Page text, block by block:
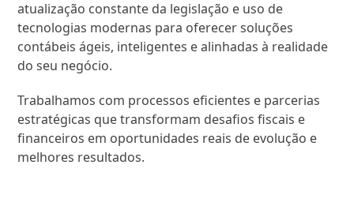
atualização constante da legislação e uso de
tecnologias modernas para oferecer soluções
contábeis ágeis, inteligentes e alinhadas à realidade
do seu negócio.
Trabalhamos com processos eficientes e parcerias
estratégicas que transformam desafios fiscais e
financeiros em oportunidades reais de evolução e
melhores resultados.